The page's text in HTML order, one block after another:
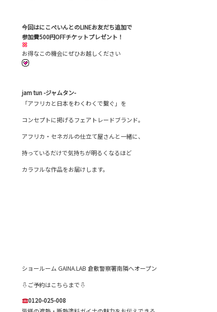
今回はにこぺいんとのLINEお友だち追加で
参加費500円OFFチケットプレゼント！
お得なこの機会にぜひお越しください
jam tun -ジャムタン-
「アフリカと日本をわくわくで繋ぐ」を
コンセプトに掲げるフェアトレードブランド。
アフリカ・セネガルの仕立て屋さんと一緒に、
持っているだけで気持ちが明るくなるほど
カラフルな作品をお届けします。
ショールーム GAINA.LAB 倉敷警察署南隣へオープン
⇩ご予約はこちらまで⇩
0120-025-008